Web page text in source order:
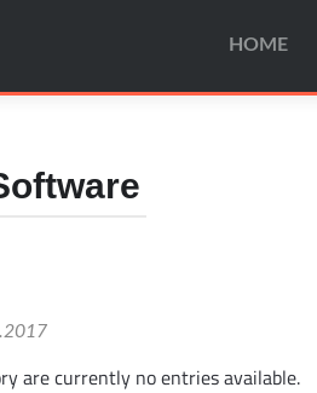
HOME
are currently no entries available.